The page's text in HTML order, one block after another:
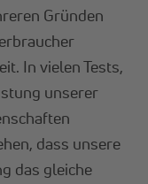
Gründen
In vielen Tests,
unserer
dass unsere
das gleiche